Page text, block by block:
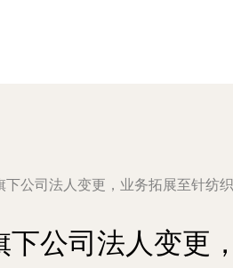
下公司法人变更，业务拓展至针纺
公司法人变更